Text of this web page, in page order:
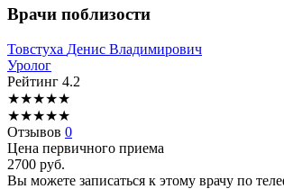
Врачи поблизости
Товстуха Денис Владимирович
Уролог
Рейтинг 4.2
★★★★★
★★★★★
Отзывов 0
Цена первичного приема
2700 руб.
Вы можете записаться к этому врачу по